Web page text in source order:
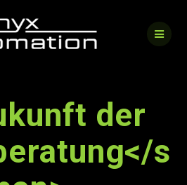
to
content
der
s